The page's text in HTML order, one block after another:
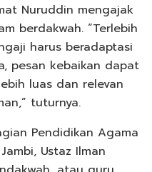
Nuruddin mengajak
berdakwah. “Terlebih
harus beradaptasi
pesan kebaikan dapat
luas dan relevan
tuturnya.
Pendidikan Agama
Ustaz Ilman